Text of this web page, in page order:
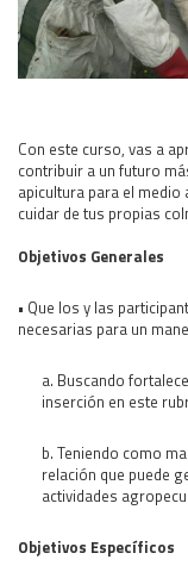
Área Rural
Acerca del Área
REGIONAL LITORAL
Revista Dinámica
ENLACES
Con este curso, vas a
contribuir a un futuro
apicultura para el
cuidar de tus propias
Objetivos Generales
• Que los y las
necesarias para un
a. Buscando
inserción en este
b. Teniendo como
relación que puede
actividades
Objetivos Específicos